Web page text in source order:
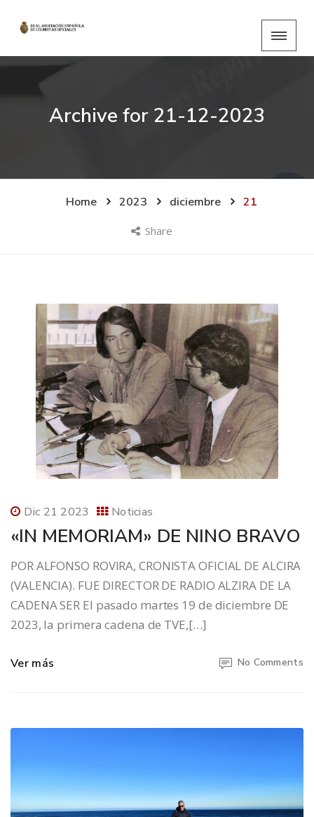
Archive for 21-12-2023
Home 2023 diciembre 21
Share
Dic 21 2023 Noticias
«IN MEMORIAM» DE NINO BRAVO
POR ALFONSO ROVIRA, CRONISTA OFICIAL DE ALCIRA
(VALENCIA). FUE DIRECTOR DE RADIO ALZIRA DE LA
CADENA SER El pasado martes 19 de diciembre DE
2023, la primera cadena de TVE,[…]
Ver más No Comments